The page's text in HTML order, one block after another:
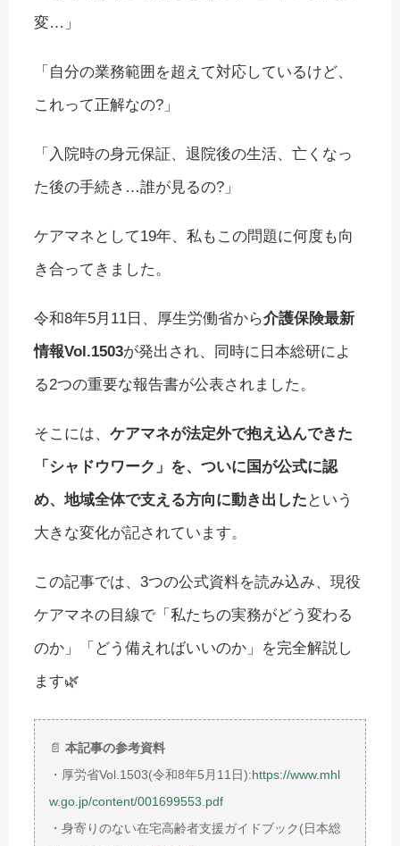
変…」
「自分の業務範囲を超えて対応しているけど、
これって正解なの?」
「入院時の身元保証、退院後の生活、亡くなっ
た後の手続き…誰が見るの?」
ケアマネとして19年、私もこの問題に何度も向
き合ってきました。
令和8年5月11日、厚生労働省から介護保険最新
情報Vol.1503が発出され、同時に日本総研によ
る2つの重要な報告書が公表されました。
そこには、ケアマネが法定外で抱え込んできた
「シャドウワーク」を、ついに国が公式に認
め、地域全体で支える方向に動き出した という
大きな変化が記されています。
この記事では、3つの公式資料を読み込み、現役
ケアマネの目線で「私たちの実務がどう変わる
のか」「どう備えればいいのか」を完全解説し
ます🌿
📄本記事の参考資料
・厚労省Vol.1503(令和8年5月11日):https://www.mhl
w.go.jp/content/001699553.pdf
・身寄りのない在宅高齢者支援ガイドブック(日本総